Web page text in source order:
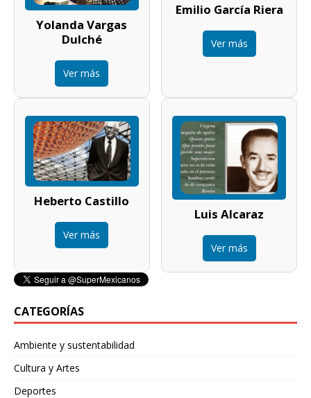
Yolanda Vargas
Dulché
Ver más
Emilio García Riera
Ver más
Heberto Castillo
Ver más
Luis Alcaraz
Ver más
CATEGORÍAS
Ambiente y sustentabilidad
Cultura y Artes
Deportes